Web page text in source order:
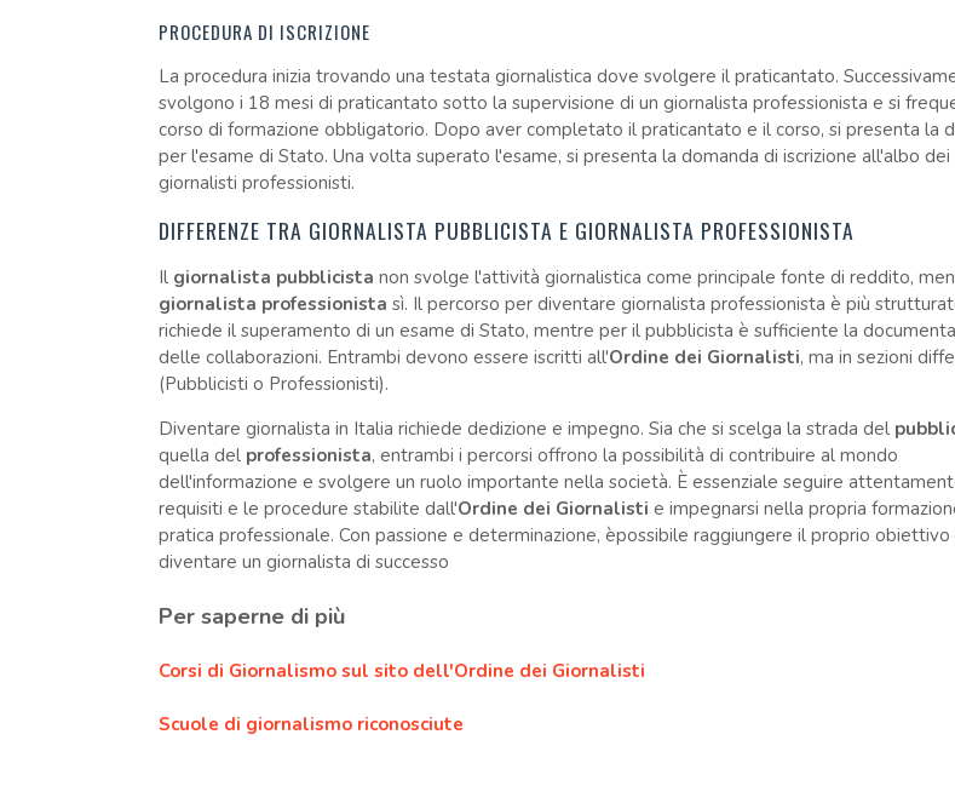
PROCEDURA DI ISCRIZIONE
La procedura inizia trovando una testata giornalistica dove svolgere il praticantato.
svolgono i 18 mesi di praticantato sotto la supervisione di un giornalista professionista e si
corso di formazione obbligatorio. Dopo aver completato il praticantato e il corso, si presenta la
per l'esame di Stato. Una volta superato l'esame, si presenta la domanda di iscrizione all'albo dei
giornalisti professionisti.
DIFFERENZE TRA GIORNALISTA PUBBLICISTA E GIORNALISTA PROFESSIONISTA
Il giornalista pubblicista non svolge l'attività giornalistica come principale fonte di reddito,
giornalista professionista sì. Il percorso per diventare giornalista professionista è più
richiede il superamento di un esame di Stato, mentre per il pubblicista è sufficiente la
delle collaborazioni. Entrambi devono essere iscritti all'Ordine dei Giornalisti, ma in sezioni
(Pubblicisti o Professionisti).
Diventare giornalista in Italia richiede dedizione e impegno. Sia che si scelga la strada del
quella del professionista, entrambi i percorsi offrono la possibilità di contribuire al mondo
dell'informazione e svolgere un ruolo importante nella società. È essenziale seguire
requisiti e le procedure stabilite dall'Ordine dei Giornalisti e impegnarsi nella propria
pratica professionale. Con passione e determinazione, èpossibile raggiungere il proprio obiettivo
diventare un giornalista di successo
Per saperne di più
Corsi di Giornalismo sul sito dell'Ordine dei Giornalisti
Scuole di giornalismo riconosciute